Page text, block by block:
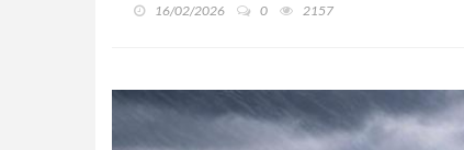
16/02/2026 0 2157